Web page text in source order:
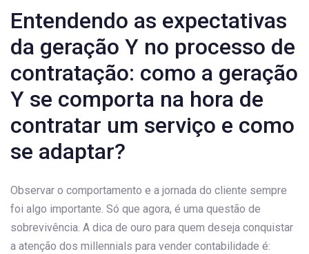
Entendendo as expectativas
da geração Y no processo de
contratação: como a geração
Y se comporta na hora de
contratar um serviço e como
se adaptar?
Observar o comportamento e a jornada do cliente sempre
foi algo importante. Só que agora, é uma questão de
sobrevivência. A dica de ouro para quem deseja conquistar
a atenção dos millennials para vender contabilidade é: